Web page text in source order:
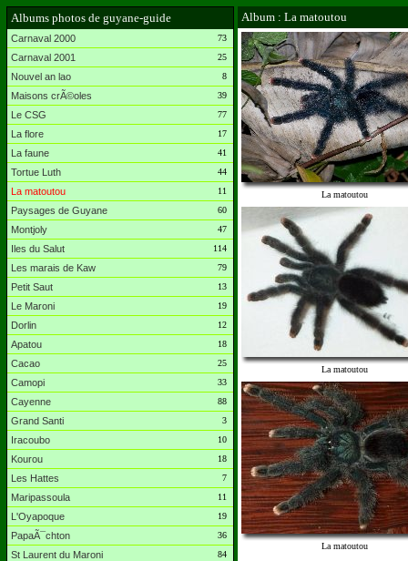
Albums photos de guyane-guide
Carnaval 2000 73
Carnaval 2001 25
Nouvel an lao 8
Maisons crÃ©oles 39
Le CSG 77
La flore 17
La faune 41
Tortue Luth 44
La matoutou 11
Paysages de Guyane 60
Montjoly 47
Iles du Salut 114
Les marais de Kaw 79
Petit Saut 13
Le Maroni 19
Dorlin 12
Apatou 18
Cacao 25
Camopi 33
Cayenne 88
Grand Santi 3
Iracoubo 10
Kourou 18
Les Hattes 7
Maripassoula 11
L'Oyapoque 19
PapaÃ¯chton 36
St Laurent du Maroni 84
Album : La matoutou
La matoutou
La matoutou
La matoutou